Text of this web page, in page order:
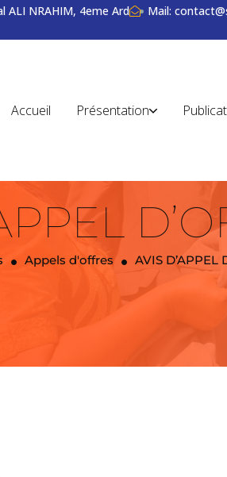
ALI NRAHIM, 4eme Ard Mail:
Accueil Présentation
Appels d'offres AVIS D’APPEL